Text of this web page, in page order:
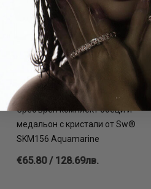
Сребърен комплект обеци и
медальон с кристали от Sw®
SKM156 Aquamarine
€65.80 / 128.69лв.